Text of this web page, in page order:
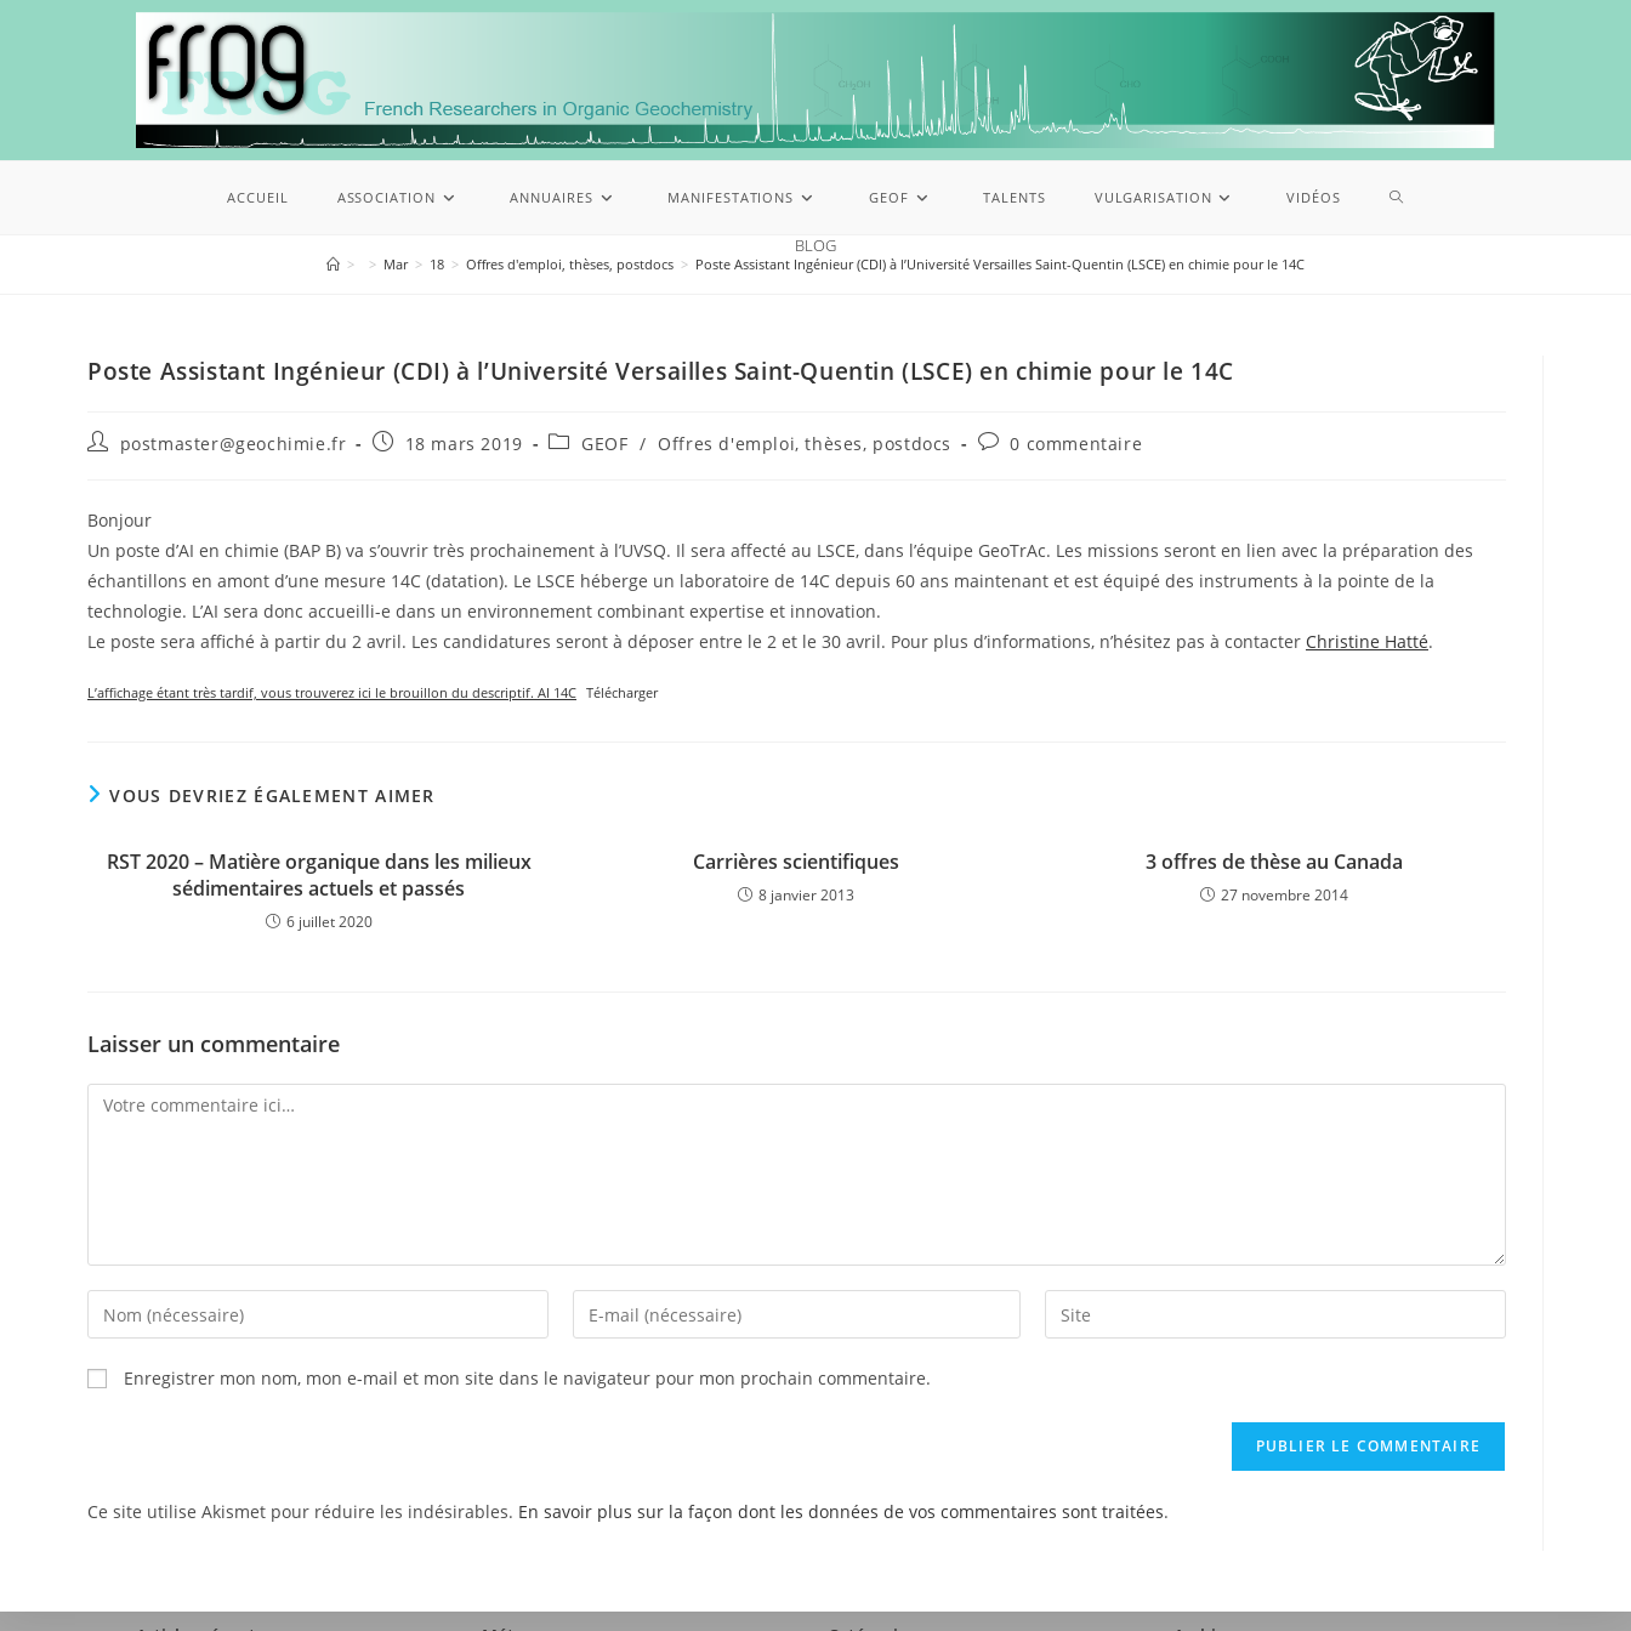
ACCUEIL ASSOCIATION ANNUAIRES MANIFESTATIONS GEOF TALENTS VULGARISATION VIDÉOS
BLOG
> > Mar > 18 > Offres d'emploi, thèses, postdocs > Poste Assistant Ingénieur (CDI) à l’Université Versailles Saint-Quentin (LSCE) en chimie pour le 14C
Poste Assistant Ingénieur (CDI) à l’Université Versailles Saint-Quentin (LSCE) en chimie pour le 14C
postmaster@geochimie.fr 18 mars 2019 GEOF / Offres d'emploi, thèses, postdocs 0 commentaire
Bonjour
Un poste d’AI en chimie (BAP B) va s’ouvrir très prochainement à l’UVSQ. Il sera affecté au LSCE, dans l’équipe GeoTrAc. Les missions seront en lien avec la préparation des
échantillons en amont d’une mesure 14C (datation). Le LSCE héberge un laboratoire de 14C depuis 60 ans maintenant et est équipé des instruments à la pointe de la
technologie. L’AI sera donc accueilli-e dans un environnement combinant expertise et innovation.
Le poste sera affiché à partir du 2 avril. Les candidatures seront à déposer entre le 2 et le 30 avril. Pour plus d’informations, n’hésitez pas à contacter Christine Hatté.
L’affichage étant très tardif, vous trouverez ici le brouillon du descriptif. AI 14C Télécharger
VOUS DEVRIEZ ÉGALEMENT AIMER
RST 2020 – Matière organique dans les milieux
sédimentaires actuels et passés
6 juillet 2020
Carrières scientifiques
8 janvier 2013
3 offres de thèse au Canada
27 novembre 2014
Laisser un commentaire
Enregistrer mon nom, mon e-mail et mon site dans le navigateur pour mon prochain commentaire.
Ce site utilise Akismet pour réduire les indésirables. En savoir plus sur la façon dont les données de vos commentaires sont traitées.